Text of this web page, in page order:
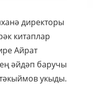
директоры
китаплар
Айрат
әйдәп баручы
укыды.